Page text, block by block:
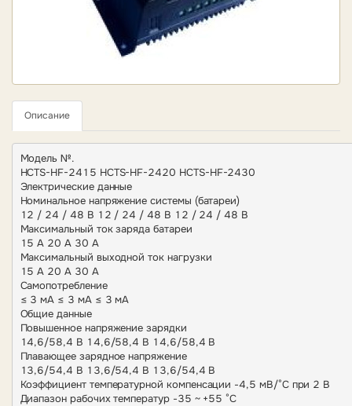
Описание
Модель №.
HCTS-HF-2415 HCTS-HF-2420 HCTS-HF-2430
Электрические данные
Номинальное напряжение системы (батареи)
12 / 24 / 48 В 12 / 24 / 48 В 12 / 24 / 48 В
Максимальный ток заряда батареи
15 А 20 А 30 А
Максимальный выходной ток нагрузки
15 А 20 А 30 А
Самопотребление
≤ 3 мА ≤ 3 мА ≤ 3 мА
Общие данные
Повышенное напряжение зарядки
14,6/58,4 В 14,6/58,4 В 14,6/58,4 В
Плавающее зарядное напряжение
13,6/54,4 В 13,6/54,4 В 13,6/54,4 В
Коэффициент температурной компенсации -4,5 мВ/°C при 2 В
Диапазон рабочих температур -35 ~ +55 °C